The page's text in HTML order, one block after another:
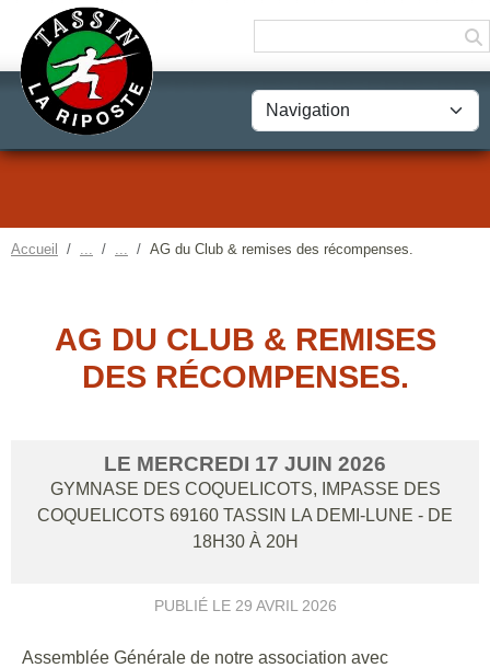
Accueil AG du Club & remises des récompenses.
AG DU CLUB & REMISES
DES RÉCOMPENSES.
LE MERCREDI 17 JUIN 2026
GYMNASE DES COQUELICOTS, IMPASSE DES
COQUELICOTS 69160 TASSIN LA DEMI-LUNE - DE
18H30 À 20H
PUBLIÉ LE 29 AVRIL 2026
Assemblée Générale de notre association avec
Panneau de gestion des cookies